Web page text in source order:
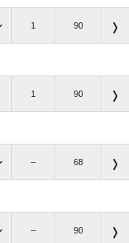
1 90
1 90
– 68
– 90